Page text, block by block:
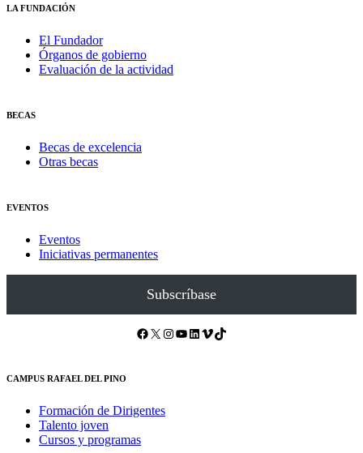
LA FUNDACIÓN
El Fundador
Órganos de gobierno
Evaluación de la actividad
BECAS
Becas de excelencia
Otras becas
EVENTOS
Eventos
Iniciativas permanentes
Subscríbase
Facebook X Instagram YouTube LinkedIn Vimeo TikTok
CAMPUS RAFAEL DEL PINO
Formación de Dirigentes
Talento joven
Cursos y programas